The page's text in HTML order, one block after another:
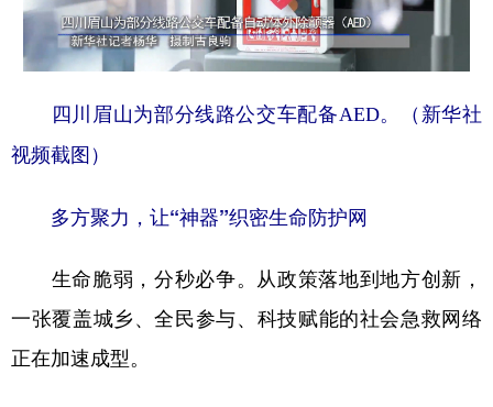
四川眉山为部分线路公交车配备AED。（新华社
视频截图）
多方聚力，让“神器”织密生命防护网
生命脆弱，分秒必争。从政策落地到地方创新，
一张覆盖城乡、全民参与、科技赋能的社会急救网络
正在加速成型。